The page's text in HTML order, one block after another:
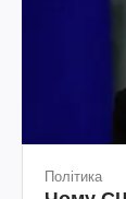
Політика